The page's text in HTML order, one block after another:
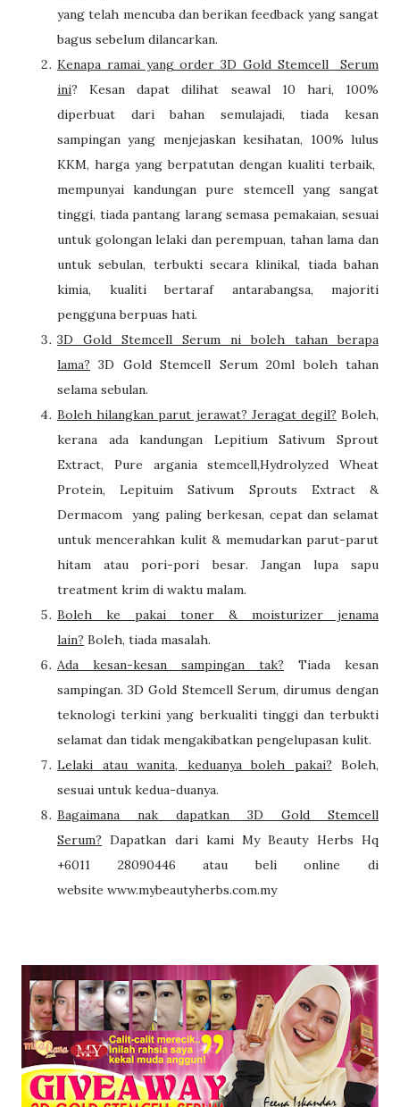
yang telah mencuba dan berikan feedback yang sangat
bagus sebelum dilancarkan.
Kenapa ramai yang order 3D Gold Stemcell Serum
ini?Kesan dapat dilihat seawal 10 hari, 100%
diperbuat dari bahan semulajadi, tiada kesan
sampingan yang menjejaskan kesihatan, 100% lulus
KKM, harga yang berpatutan dengan kualiti terbaik,
mempunyai kandungan pure stemcell yang sangat
tinggi, tiada pantang larang semasa pemakaian, sesuai
untuk golongan lelaki dan perempuan, tahan lama dan
untuk sebulan, terbukti secara klinikal, tiada bahan
kimia, kualiti bertaraf antarabangsa, majoriti
pengguna berpuas hati.
3D Gold Stemcell Serum ni boleh tahan berapa
lama? 3D Gold Stemcell Serum 20ml boleh tahan
selama sebulan.
Boleh hilangkan parut jerawat? Jeragat degil? Boleh,
kerana ada kandungan Lepitium Sativum Sprout
Extract, Pure argania stemcell,Hydrolyzed Wheat
Protein, Lepituim Sativum Sprouts Extract &
Dermacom
yang paling berkesan, cepat dan selamat
untuk mencerahkan kulit & memudarkan parut-parut
hitam ataupori-pori besar. Jangan lupa sapu
treatment krim di waktu malam.
Boleh ke pakai toner & moisturizer jenama
lain? Boleh, tiada masalah.
Ada kesan-kesan sampingan tak? Tiada kesan
sampingan. 3D Gold Stemcell Serum, dirumus dengan
teknologi terkini yang berkualiti tinggi dan terbukti
selamat dan tidak mengakibatkan pengelupasan kulit.
Lelaki atau wanita, keduanya boleh pakai? Boleh,
sesuai untuk kedua-duanya.
Bagaimana nak dapatkan 3D Gold Stemcell
Serum? Dapatkan dari kami My Beauty Herbs Hq
+6011 28090446 atau beli online di
website www.mybeautyherbs.com.my